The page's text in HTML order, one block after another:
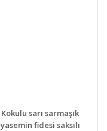
Kokulu sarı sarmaşık
yasemin fidesi saksılı